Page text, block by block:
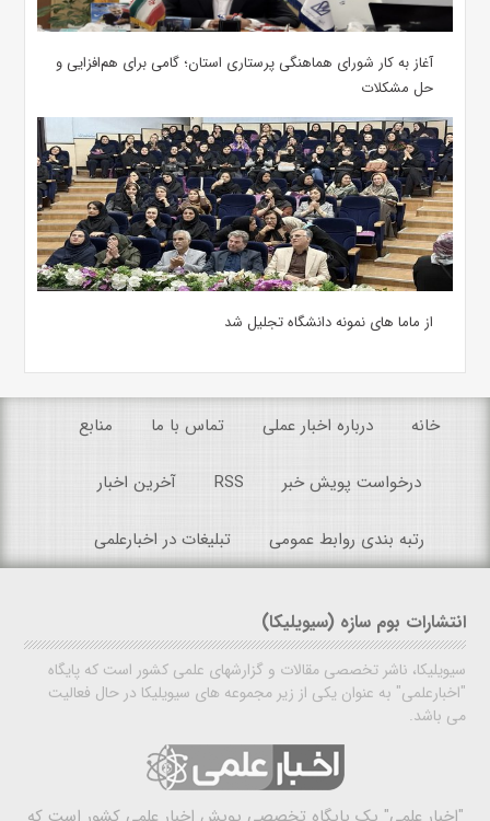
آغاز به کار شورای هماهنگی پرستاری استان؛ گامی برای هم‌افزایی و
حل مشکلات
از ماما های نمونه دانشگاه تجلیل شد
خانه درباره اخبار عملی تماس با ما منابع
درخواست پویش خبر RSS آخرین اخبار
رتبه بندی روابط عمومی تبلیغات در اخبارعلمی
انتشارات بوم سازه (سیویلیکا)
سیویلیکا، ناشر تخصصی مقالات و گزارشهای علمی کشور است که پایگاه
"اخبارعلمی" به عنوان یکی از زیر مجموعه های سیویلیکا در حال فعالیت
می باشد.